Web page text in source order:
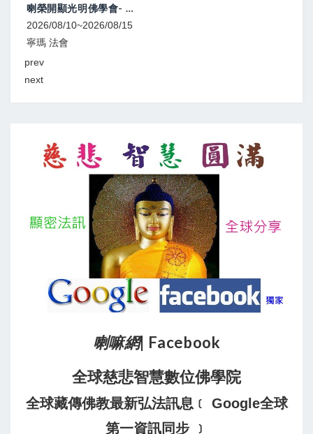
喇榮開顯光明佛學會- 中元除障超度大法會
2026/08/10~2026/08/15
寧瑪 法會
prev
next
喇嘛網| Facebook
全球慈悲智慧數位佛學院
全球藏傳佛教最新弘法訊息﹝ Google全球
第一資訊同步 ﹞